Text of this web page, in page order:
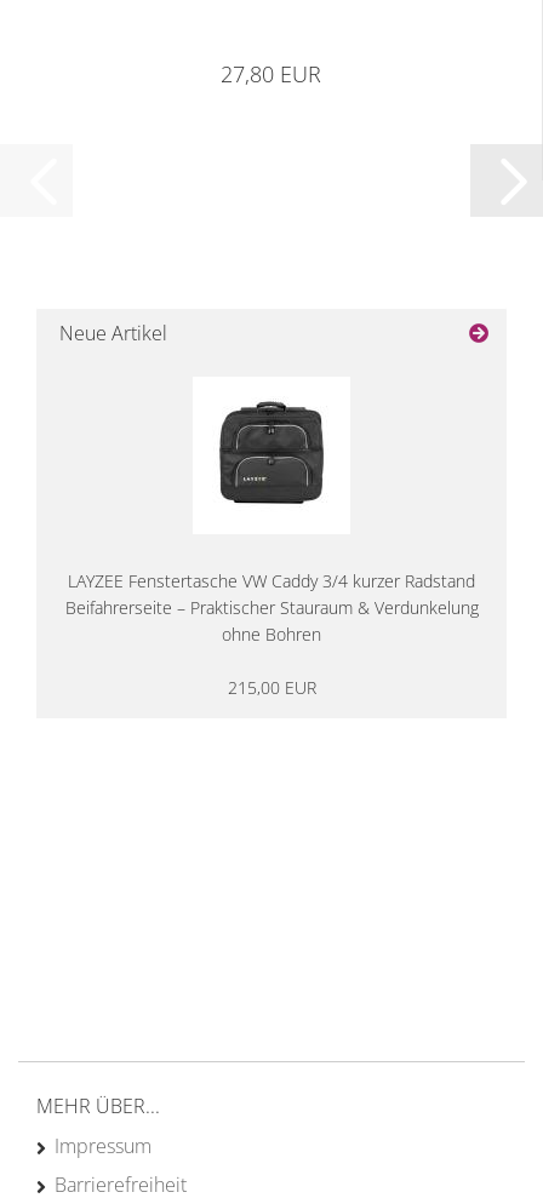
27,80 EUR
Neue Artikel
LAYZEE Fenstertasche VW Caddy 3/4 kurzer Radstand
Beifahrerseite – Praktischer Stauraum & Verdunkelung
ohne Bohren
215,00 EUR
MEHR ÜBER...
Impressum
Barrierefreiheit